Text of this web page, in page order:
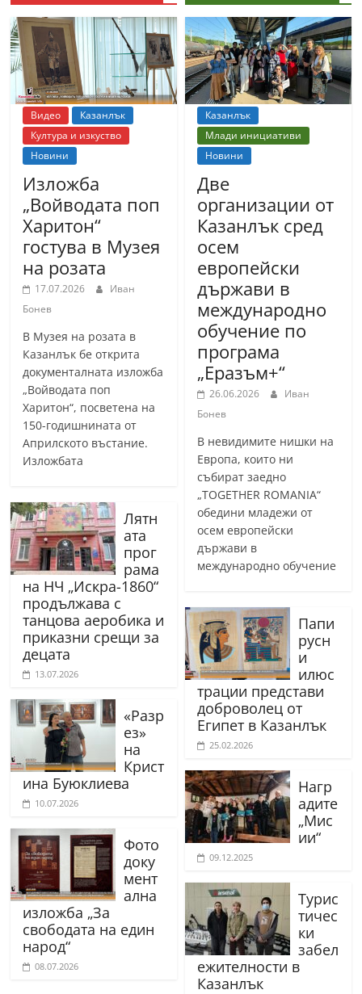
Видео
Казанлък
Култура и изкуство
Новини
Изложба
„Войводата поп
Харитон“
гостува в Музея
на розата
17.07.2026
Иван
Бонев
В Музея на розата в
Казанлък бе открита
документалната изложба
„Войводата поп
Харитон“, посветена на
150-годишнината от
Априлското въстание.
Изложбата
Лятн
ата
прог
рама
на НЧ „Искра-1860“
продължава с
танцова аеробика и
приказни срещи за
децата
13.07.2026
«Разр
ез»
на
Крист
ина Буюклиева
10.07.2026
Фото
доку
мент
ална
изложба „За
свободата на един
народ“
08.07.2026
Казанлък
Млади инициативи
Новини
Две
организации от
Казанлък сред
осем
европейски
държави в
международно
обучение по
програма
„Еразъм+“
26.06.2026
Иван
Бонев
В невидимите нишки на
Европа, които ни
събират заедно
„TOGETHER ROMANIA“
обедини младежи от
осем европейски
държави в
международно обучение
Папи
русн
и
илюс
трации представи
доброволец от
Египет в Казанлък
25.02.2026
Нагр
адите
„Мис
ии“
09.12.2025
Турис
тичес
ки
забел
ежителности в
Казанлък